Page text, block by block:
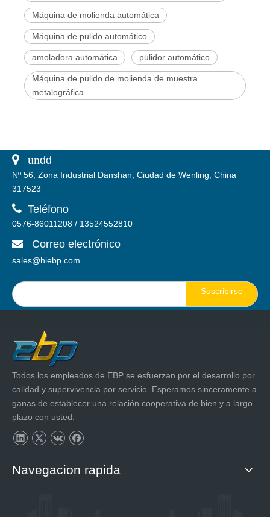
Máquina de molienda automática
Máquina de pulido automático
amoladora automática pulidor automático
Máquina de pulido de molienda de muestra
metalográfica
 undd
Nº 56, Zona Industrial Danshan, Ciudad de Wenling, China
317523
 Teléfono
0576-86011208 / 13524552810
 Correo electrónico
sales@hiebp.com
Suscribirse
Todos los empleados de EBP se esfuerzan por el desarrollo por
calidad y supervivencia por servicio. Esperamos sinceramente a
ganas de establecer una relación cooperativa de bien y a largo
plazo con usted.
Navegacion rapida